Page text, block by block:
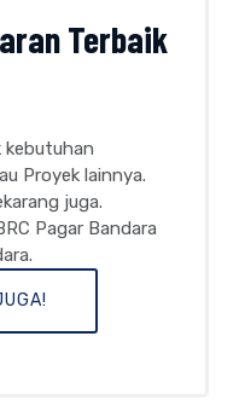
Terbaik
kebutuhan
Proyek lainnya.
juga.
Pagar Bandara